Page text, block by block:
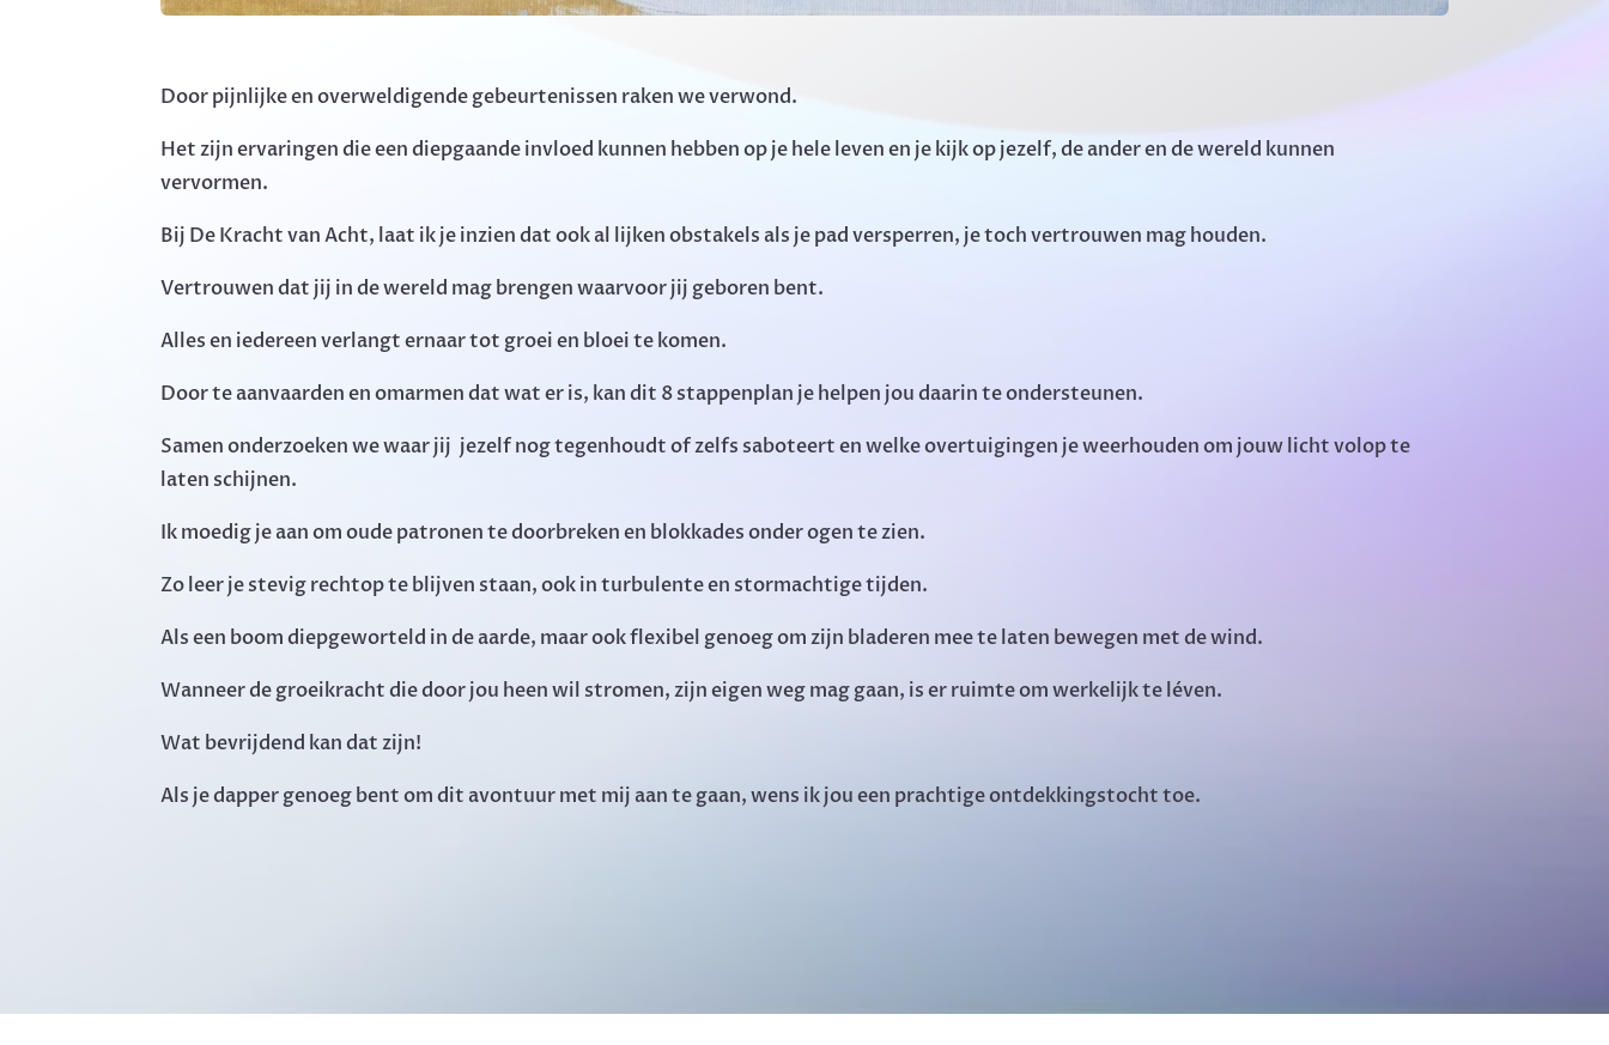
Door pijnlijke en overweldigende gebeurtenissen raken we verwond.
Het zijn ervaringen die een diepgaande invloed kunnen hebben op je hele leven en je kijk op jezelf, de ander en de wereld kunnen
vervormen.
Bij De Kracht van Acht, laat ik je inzien dat ook al lijken obstakels als je pad versperren, je toch vertrouwen mag houden.
Vertrouwen dat jij in de wereld mag brengen waarvoor jij geboren bent.
Alles en iedereen verlangt ernaar tot groei en bloei te komen.
Door te aanvaarden en omarmen dat wat er is, kan dit 8 stappenplan je helpen jou daarin te ondersteunen.
Samen onderzoeken we waar jij jezelf nog tegenhoudt of zelfs saboteert en welke overtuigingen je weerhouden om jouw licht volop te
laten schijnen.
Ik moedig je aan om oude patronen te doorbreken en blokkades onder ogen te zien.
Zo leer je stevig rechtop te blijven staan, ook in turbulente en stormachtige tijden.
Als een boom diepgeworteld in de aarde, maar ook flexibel genoeg om zijn bladeren mee te laten bewegen met de wind.
Wanneer de groeikracht die door jou heen wil stromen, zijn eigen weg mag gaan, is er ruimte om werkelijk te léven.
Wat bevrijdend kan dat zijn!
Als je dapper genoeg bent om dit avontuur met mij aan te gaan, wens ik jou een prachtige ontdekkingstocht toe.